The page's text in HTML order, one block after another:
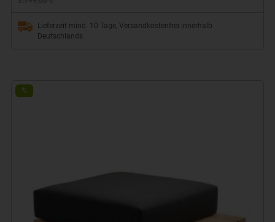
Lieferzeit mind. 10 Tage, Versandkostenfrei innerhalb
Deutschlands
%